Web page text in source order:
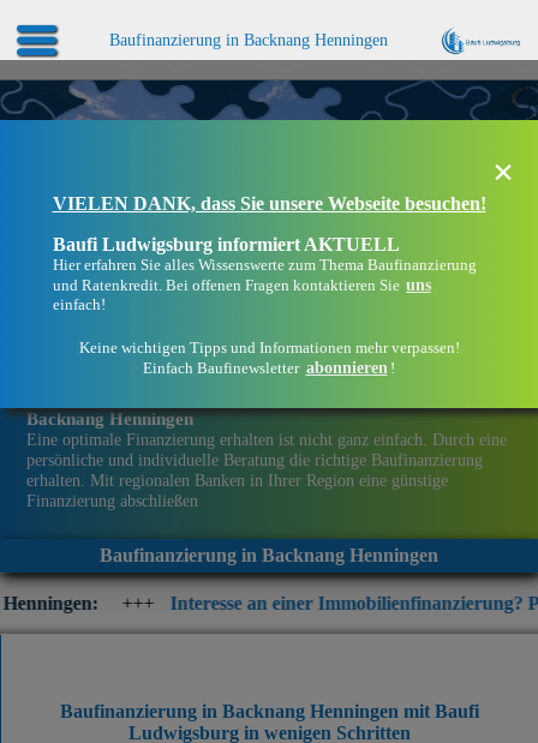
Baufinanzierung in Backnang Henningen
Backnang Henningen
Eine optimale Finanzierung erhalten ist nicht ganz einfach. Durch eine
persönliche und individuelle Beratung die richtige Baufinanzierung
erhalten. Mit regionalen Banken in Ihrer Region eine günstige
Finanzierung abschließen
Baufinanzierung in Backnang Henningen
Interesse an einer Immobilienfinanzierung? Prüfen Sie
×
VIELEN DANK, dass Sie unsere Webseite besuchen!
Baufi Ludwigsburg informiert AKTUELL
Hier erfahren Sie alles Wissenswerte zum Thema Baufinanzierung
und Ratenkredit. Bei offenen Fragen kontaktieren Sie uns
einfach!
Keine wichtigen Tipps und Informationen mehr verpassen!
Einfach Baufinewsletter abonnieren !
Baufinanzierung in Backnang Henningen mit Baufi
Ludwigsburgin wenigen Schritten